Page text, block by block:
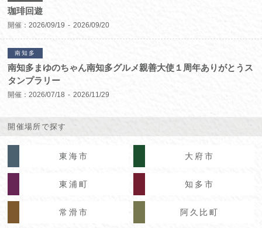
珈琲回遊
開催：2026/09/19 2026/09/20
南知多
南知多まゆのちゃん南知多グルメ親善大使１周年ありがとうス
タンプラリー
開催：2026/07/18 2026/11/29
開催場所で探す
東海市 大府市
東浦町 知多市
常滑市 阿久比町